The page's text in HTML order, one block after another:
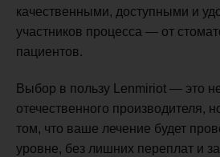
качественными, доступными и
участников процесса — от
пациентов.
Выбор в пользу Lenmiriot — это
отечественного производителя,
том, что ваше лечение будет
уровне, без лишних переплат и